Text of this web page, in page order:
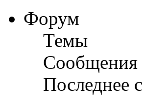
Форум
Темы
Сообщения
Последнее